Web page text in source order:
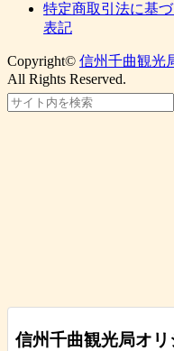
信州千曲観光局オリ
特定商取引法に基づ
表記
Copyright© 信州千曲観光
All Rights Reserved.